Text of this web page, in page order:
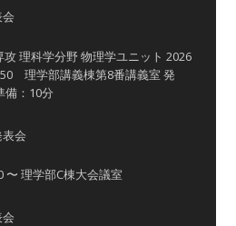
理科学分野 物理学ユニット 2026
理学部講義棟第8番講義室 発
：10分
会
理学部C棟大会議室